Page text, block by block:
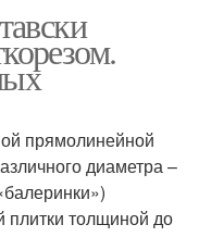
прямолинейной
диаметра –
плитки толщиной до